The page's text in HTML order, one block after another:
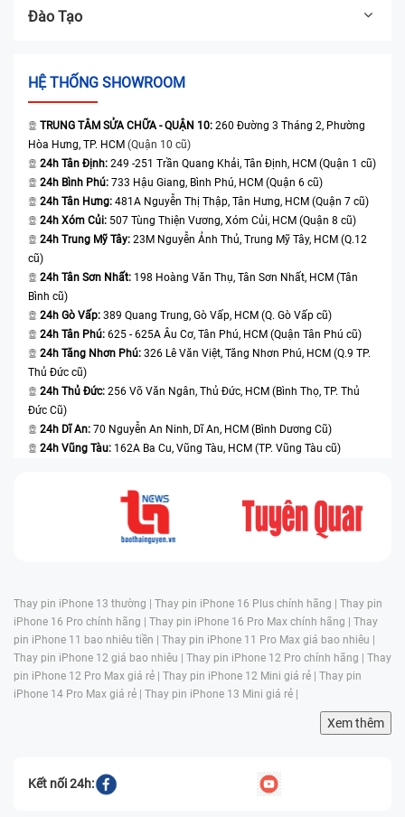
Đào Tạo
HỆ THỐNG SHOWROOM
TRUNG TÂM SỬA CHỮA - QUẬN 10: 260 Đường 3 Tháng 2, Phường
Hòa Hưng, TP. HCM (Quận 10 cũ)
24h Tân Định: 249 -251 Trần Quang Khải, Tân Định, HCM (Quận 1 cũ)
24h Bình Phú: 733 Hậu Giang, Bình Phú, HCM (Quận 6 cũ)
24h Tân Hưng: 481A Nguyễn Thị Thập, Tân Hưng, HCM (Quận 7 cũ)
24h Xóm Củi: 507 Tùng Thiện Vương, Xóm Củi, HCM (Quận 8 cũ)
24h Trung Mỹ Tây: 23M Nguyễn Ảnh Thủ, Trung Mỹ Tây, HCM (Q.12
cũ)
24h Tân Sơn Nhất: 198 Hoàng Văn Thụ, Tân Sơn Nhất, HCM (Tân
Bình cũ)
24h Gò Vấp: 389 Quang Trung, Gò Vấp, HCM (Q. Gò Vấp cũ)
24h Tân Phú: 625 - 625A Âu Cơ, Tân Phú, HCM (Quận Tân Phú cũ)
24h Tăng Nhơn Phú: 326 Lê Văn Việt, Tăng Nhơn Phú, HCM (Q.9 TP.
Thủ Đức cũ)
24h Thủ Đức: 256 Võ Văn Ngân, Thủ Đức, HCM (Bình Thọ, TP. Thủ
Đức Cũ)
24h Dĩ An: 70 Nguyễn An Ninh, Dĩ An, HCM (Bình Dương Cũ)
24h Vũng Tàu: 162A Ba Cu, Vũng Tàu, HCM (TP. Vũng Tàu cũ)
Thay pin iPhone 13 thường | Thay pin iPhone 16 Plus chính hãng | Thay pin
iPhone 16 Pro chính hãng | Thay pin iPhone 16 Pro Max chính hãng | Thay
pin iPhone 11 bao nhiêu tiền | Thay pin iPhone 11 Pro Max giá bao nhiêu |
Thay pin iPhone 12 giá bao nhiêu | Thay pin iPhone 12 Pro chính hãng | Thay
pin iPhone 12 Pro Max giá rẻ | Thay pin iPhone 12 Mini giá rẻ | Thay pin
iPhone 14 Pro Max giá rẻ | Thay pin iPhone 13 Mini giá rẻ |
Xem thêm
Kết nối 24h: